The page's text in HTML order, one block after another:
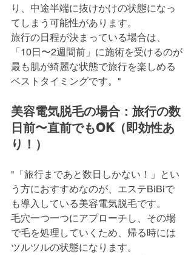
り、中途半端に抜けかけの状態になっ
てしまう可能性があります。
旅行の日程が決まっている場合は、
「10日〜2週間前」に施術を受けるのが
最も肌が綺麗な状態で旅行を楽しめる
ベストタイミングです。"
美容電気脱毛の場合：旅行の数
日前〜直前でもOK（即効性あ
り！）
"「旅行まであと数日しかない！」とい
う方におすすめなのが、エステBiBiで
も導入している美容電気脱毛です。
毛穴一つ一つにアプローチし、その場
で毛を処理していくため、帰る時には
ツルツルの状態になります。